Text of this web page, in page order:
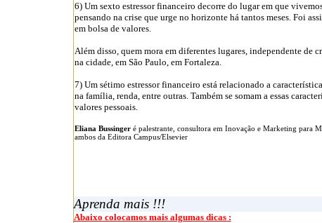
6) Um sexto estressor financeiro decorre do lugar em que
pensando na crise que urge no horizonte há tantos meses. Foi
em bolsa de valores.
Além disso, quem mora em diferentes lugares, independente de
na cidade, em São Paulo, em Fortaleza.
7) Um sétimo estressor financeiro está relacionado a
na família, renda, entre outras. Também se somam a essas
valores pessoais.
Eliana Bussingeré palestrante, consultora em Inovação e Marketing para
ambos da Editora Campus/Elsevier
Aprenda mais !!!
Abaixo colocamos mais algumas dicas :